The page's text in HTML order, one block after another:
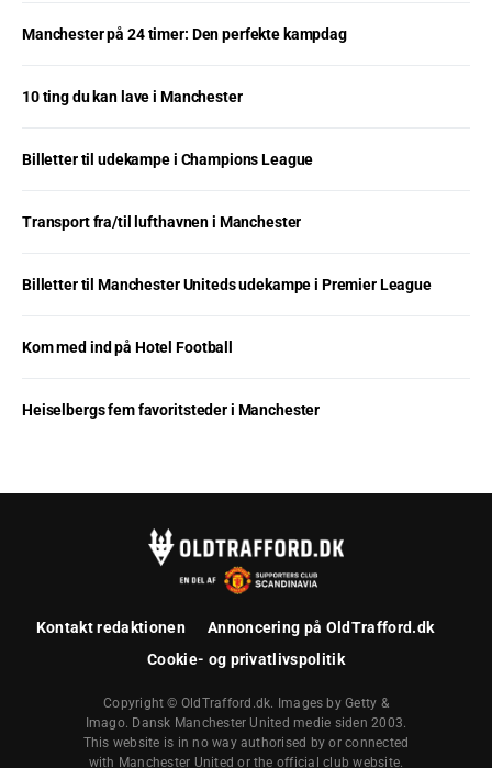
Manchester på 24 timer: Den perfekte kampdag
10 ting du kan lave i Manchester
Billetter til udekampe i Champions League
Transport fra/til lufthavnen i Manchester
Billetter til Manchester Uniteds udekampe i Premier League
Kom med ind på Hotel Football
Heiselbergs fem favoritsteder i Manchester
Kontakt redaktionen
Annoncering på OldTrafford.dk
Cookie- og privatlivspolitik
Copyright © OldTrafford.dk. Images by Getty &
Imago. Dansk Manchester United medie siden 2003.
This website is in no way authorised by or connected
with Manchester United or the official club website.